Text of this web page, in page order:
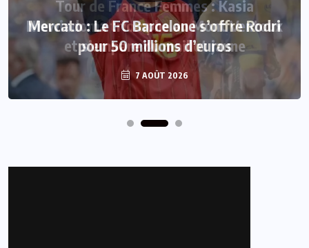
Mercato : Le FC Barcelone s’offre Rodri
pour 50 millions d’euros
7 AOÛT 2026